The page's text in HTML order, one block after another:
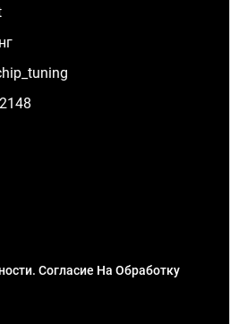
Согласие На Обработку